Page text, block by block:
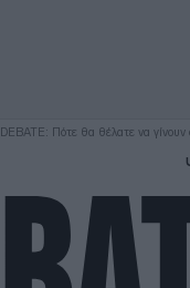
DEBATE: Πότε θα θέλατε να γίνουν